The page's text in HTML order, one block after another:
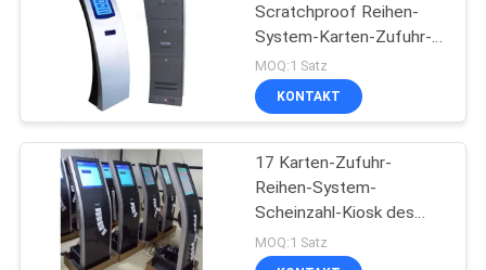
NACHRICHTEN
FORDERN
SIE
ZITAT
Scratchproof Reihen-
System-Karten-Zufuhr-
anstehende Karten-
Maschine mit Empfangs-
Drucker
MOQ:1 Satz
KONTAKT
17 Karten-Zufuhr-
Reihen-System-
Scheinzahl-Kiosk des
Zoll-QMS mit Thermal-
Drucker
MOQ:1 Satz